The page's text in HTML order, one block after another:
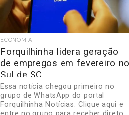
ECONOMIA
Forquilhinha lidera geração
de empregos em fevereiro no
Sul de SC
Essa notícia chegou primeiro no
grupo de WhatsApp do portal
Forquilhinha Notícias. Clique aqui e
entre no grupo para receber direto